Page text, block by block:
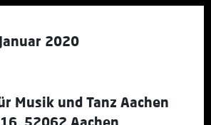
2020
Musik und Tanz Aachen